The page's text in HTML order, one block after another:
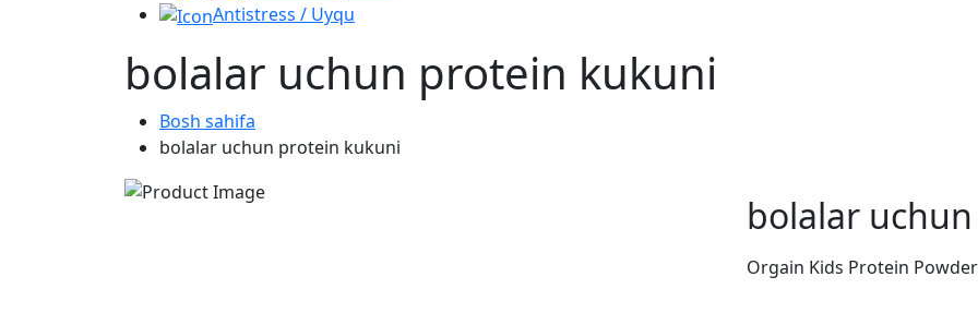
Antistress / Uyqu
bolalar uchun protein kukuni
Bosh sahifa
bolalar uchun protein kukuni
bolalar
Orgain Kids Protein